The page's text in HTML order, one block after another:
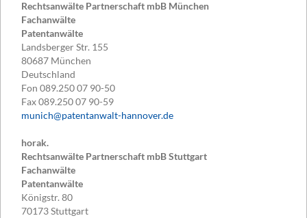
Rechtsanwälte Partnerschaft mbB München
Fachanwälte
Patentanwälte
Landsberger Str. 155
80687 München
Deutschland
Fon 089.250 07 90-50
Fax089.250 07 90-59
munich@patentanwalt-hannover.de
horak.
Rechtsanwälte Partnerschaft mbB Stuttgart
Fachanwälte
Patentanwälte
Königstr. 80
70173Stuttgart